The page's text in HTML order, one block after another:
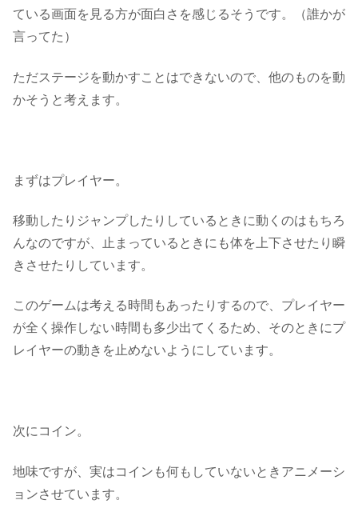
ている画面を見る方が面白さを感じるそうです。（誰かが
言ってた）
ただステージを動かすことはできないので、他のものを動
かそうと考えます。
まずはプレイヤー。
移動したりジャンプしたりしているときに動くのはもちろ
んなのですが、
止まっているときにも体を上下させたり瞬
きさせたり しています。
このゲームは考える時間もあったりするので、プレイヤー
が全く操作しない時間も多少出てくるため、そのときにプ
レイヤーの動きを止めないようにしています。
次にコイン。
地味ですが、実はコインも何もしていないときアニメーシ
ョンさせています。